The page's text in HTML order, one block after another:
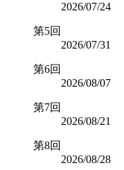
2026/07/24
第5回
2026/07/31
第6回
2026/08/07
第7回
2026/08/21
第8回
2026/08/28